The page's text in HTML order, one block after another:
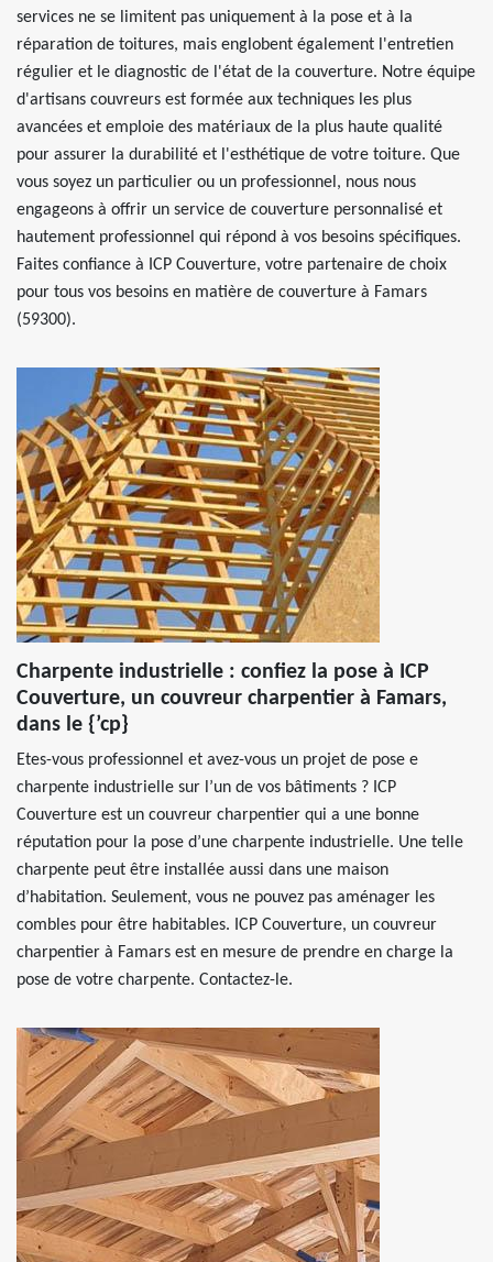
services ne se limitent pas uniquement à la pose et à la
réparation de toitures, mais englobent également l'entretien
régulier et le diagnostic de l'état de la couverture. Notre équipe
d'artisans couvreurs est formée aux techniques les plus
avancées et emploie des matériaux de la plus haute qualité
pour assurer la durabilité et l'esthétique de votre toiture. Que
vous soyez un particulier ou un professionnel, nous nous
engageons à offrir un service de couverture personnalisé et
hautement professionnel qui répond à vos besoins spécifiques.
Faites confiance à ICP Couverture, votre partenaire de choix
pour tous vos besoins en matière de couverture à Famars
(59300).
Charpente industrielle : confiez la pose à ICP
Couverture, un couvreur charpentier à Famars,
dans le {’cp}
Etes-vous professionnel et avez-vous un projet de pose e
charpente industrielle sur l’un de vos bâtiments ? ICP
Couverture est un couvreur charpentier qui a une bonne
réputation pour la pose d’une charpente industrielle. Une telle
charpente peut être installée aussi dans une maison
d’habitation. Seulement, vous ne pouvez pas aménager les
combles pour être habitables. ICP Couverture, un couvreur
charpentier à Famars est en mesure de prendre en charge la
pose de votre charpente. Contactez-le.